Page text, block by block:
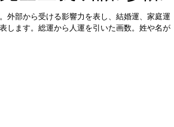
外部から受ける影響力を表し、結婚運、家庭運
します。総運から人運を引いた画数。姓や名が